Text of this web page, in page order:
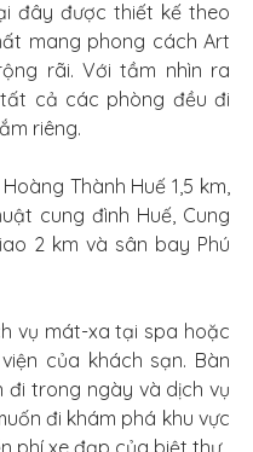
đây được thiết kế theo
mang phong cách Art
rãi. Với tầm nhìn ra
cả các phòng đều đi
riêng.
Thành Huế 1,5 km,
cung đình Huế, Cung
2 km và sân bay Phú
vụ mát-xa tại spa hoặc
của khách sạn. Bàn
trong ngày và dịch vụ
đi khám phá khu vực
phí xe đạp của biệt thự.